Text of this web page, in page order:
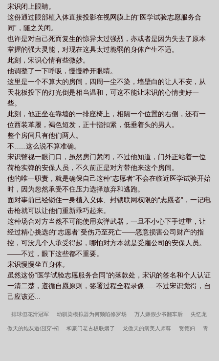
宋识闭上眼睛。
这份通过眼部植入体直接投影在视网膜上的“医学试验志愿服务合
同”，随之关闭。
也许是对自己死而复生的惊异太过强烈，亦或者是因为失去了原本
掌握的强大灵能，对现在这具太过脆弱的身体产生不适。
此刻，宋识心情有些微妙。
他调整了一下呼吸，慢慢睁开眼睛。
这里是一个不算大的房间，四周一尘不染，墙壁白的让人不安，从
天花板投下的灯光倒是相当温和，可这不能让宋识的心情变好一
些。
此刻，他正坐在靠墙的一排座椅上，相隔一个位置的右侧，还有一
位西装革履，褐色短发，正十指扣紧，低垂着头的男人。
整个房间只有他们两人。
不......这么说不算准确。
宋识瞥视一眼门口，虽然房门紧闭，不过他知道，门外正站着一位
荷枪实弹的安保人员，不久前正是对方带他来这个房间。
他的唯一职责，就是确保自己这种“志愿者”不会在临近医学试验开始
时，因为忽然承受不住压力选择放弃和逃跑。
面对事前已经锁住一身植入义体、封锁联网权限的“志愿者”，一记电
击枪就可以让他们重新乖巧起来。
这种场合对方当然不可能使用实弹武器，一旦不小心下手过重，让
经过精心挑选的“志愿者”受伤乃至死亡——恶意损害公司财产的指
控，可没几个人承受得起，哪怕对方本就是受雇公司的安保人员。
——不过，眼下这些都不重要。
宋识慢慢坐直身体。
虽然这份“医学试验志愿服务合同”的落款处，宋识的签名和个人认证
一清二楚，遵循自愿原则，签署过程全程录像......不过宋识觉得，自
己应该还...
排球但花滑冠军 幼驯染模拟器为何频陷修罗场 万人嫌假少爷翻车后 失忆龙
傲天的炮灰道侣[穿书] 和豪门老古板联姻了 龙傲天的病美人师尊 贤德妇 青